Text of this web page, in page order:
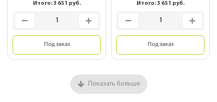
Итого:3 651 руб.
Под заказ
Итого:3 651 руб.
Под заказ
Показать больше